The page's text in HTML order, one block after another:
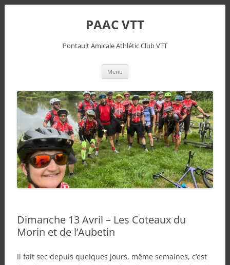
PAAC VTT
Pontault Amicale Athlétic Club VTT
Menu
Dimanche 13 Avril – Les Coteaux du
Morin et de l’Aubetin
Il fait sec depuis quelques jours, même semaines, c’est